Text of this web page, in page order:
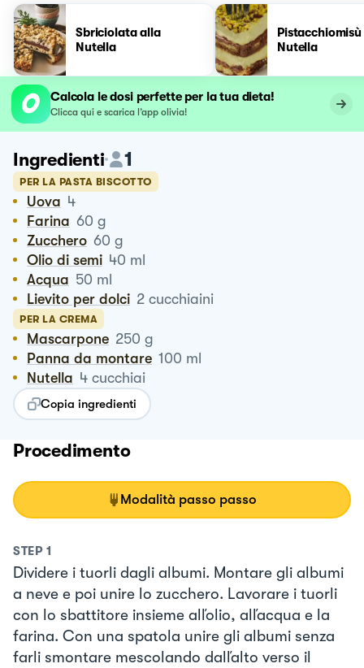
Sbriciolata alla
Nutella
Nutella
Calcola le dosi perfette per la tua dieta!
Clicca qui e scarica l’app olivia!
Ingredienti 1
PER LA PASTA BISCOTTO
Uova 4
Farina 60 g
Zucchero 60 g
Olio di semi 40 ml
Acqua 50 ml
Lievito per dolci 2 cucchiaini
PER LA CREMA
Mascarpone 250 g
Panna da montare 100 ml
Nutella 4 cucchiai
Copia ingredienti
Procedimento
Modalità passo passo
STEP 1
Dividere i tuorli dagli albumi. Montare gli albumi
a neve e poi unire lo zucchero. Lavorare i tuorli
con lo sbattitore insieme alľolio, alľacqua e la
farina. Con una spatola unire gli albumi senza
farli smontare mescolando dalľalto verso il